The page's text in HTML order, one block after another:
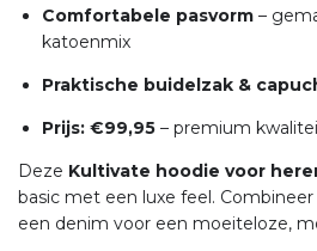
Comfortabele pasvorm –
katoenmix
Praktische buidelzak &
Prijs: €99,95 – premium
Deze Kultivate hoodie voor
basic met een luxe feel.
een denim voor een moeiteloze,